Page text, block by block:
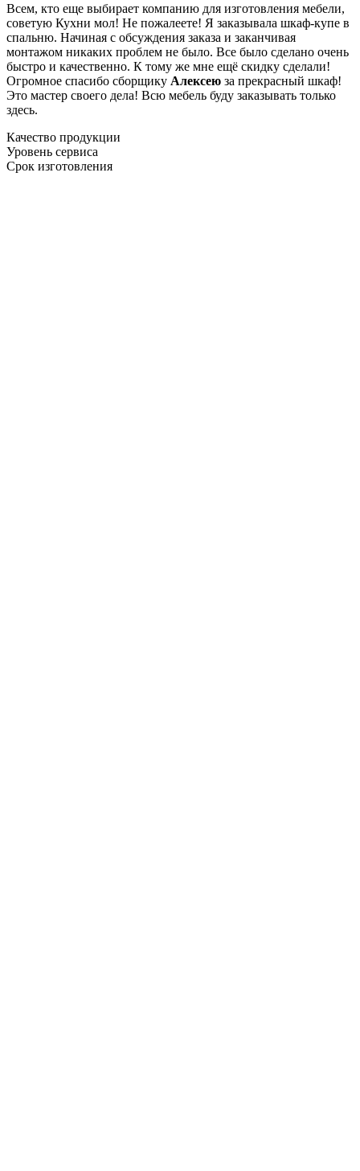
Всем, кто еще выбирает компанию для изготовления мебели,
советую Кухни мол! Не пожалеете! Я заказывала шкаф-купе в
спальню. Начиная с обсуждения заказа и заканчивая
монтажом никаких проблем не было. Все было сделано очень
быстро и качественно. К тому же мне ещё скидку сделали!
Огромное спасибо сборщику Алексею за прекрасный шкаф!
Это мастер своего дела! Всю мебель буду заказывать только
здесь.
Качество продукции
Уровень сервиса
Срок изготовления